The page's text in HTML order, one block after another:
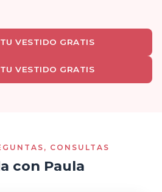
VESTIDO GRATIS
VESTIDO GRATIS
CONSULTAS
con Paula